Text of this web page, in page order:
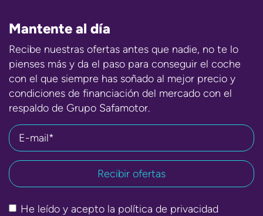
Mantente al día
Recibe nuestras ofertas antes que nadie, no te lo
pienses más y da el paso para conseguir el coche
con el que siempre has soñado al mejor precio y
condiciones de financiación del mercado con el
respaldo de Grupo Safamotor.
E-mail*
He leído y acepto la política de privacidad